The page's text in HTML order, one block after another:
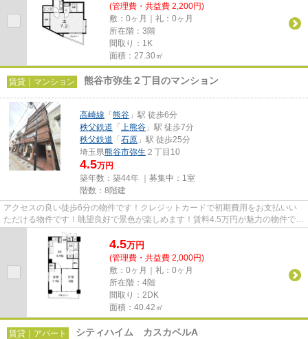
(管理費・共益費 2,200円)
敷：0ヶ月｜礼：0ヶ月
所在階：3階
間取り：1K
面積：27.30㎡
賃貸｜マンション 熊谷市弥生２丁目のマンション
高崎線 「 熊谷 」駅 徒歩6分
秩父鉄道 「 上熊谷 」駅 徒歩7分
秩父鉄道 「 石原 」駅 徒歩25分
埼玉県熊谷市弥生 ２丁目10
4.5万円
築年数：築44年 ｜募集中： 1室
階数：8階建
アクセスの良い徒歩6分の物件です！クレジットカードで初期費用をお支払いい
ただける物件です！眺望良好で景色が楽しめます！賃料4.5万円が魅力の物件で
す！当社スタッフが地域の賃貸...
4.5万円
(管理費・共益費 2,000円)
敷：0ヶ月｜礼：0ヶ月
所在階：4階
間取り：2DK
面積：40.42㎡
賃貸｜アパート シティハイム カスカベルA